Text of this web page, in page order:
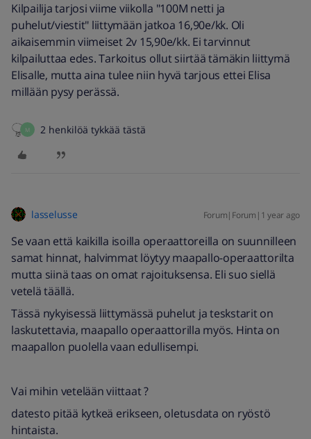
Kilpailija tarjosi viime viikolla "100M netti ja
puhelut/viestit" liittymään jatkoa 16,90e/kk. Oli
aikaisemmin viimeiset 2v 15,90e/kk. Ei tarvinnut
kilpailuttaa edes. Tarkoitus ollut siirtää tämäkin liittymä
Elisalle, mutta aina tulee niin hyvä tarjous ettei Elisa
millään pysy perässä.
M 2 henkilöä tykkää tästä
lasselusse Forum|Forum|1 year ago
Se vaan että kaikilla isoilla operaattoreilla on suunnilleen
samat hinnat, halvimmat löytyy maapallo-operaattorilta
mutta siinä taas on omat rajoituksensa. Eli suo siellä
vetelä täällä.
Tässä nykyisessä liittymässä puhelut ja teskstarit on
laskutettavia, maapallo operaattorilla myös. Hinta on
maapallon puolella vaan edullisempi.
Vai mihin vetelään viittaat ?
datesto pitää kytkeä erikseen, oletusdata on ryöstö
hintaista.